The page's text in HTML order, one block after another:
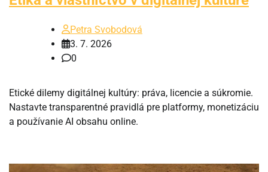
Petra Svobodová
3. 7. 2026
0
Etické dilemy digitálnej kultúry: práva, licencie a súkromie.
Nastavte transparentné pravidlá pre platformy, monetizáciu
a používanie AI obsahu online.